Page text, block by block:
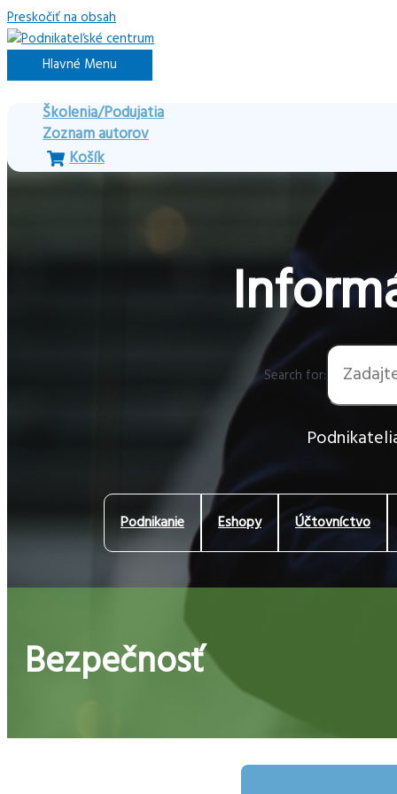
Preskočiť na obsah
Hlavné Menu
Školenia/Podujatia
Zoznam autorov
Košík
Search for:
Podnikanie Eshopy Účtovníctvo
Bezpečnosť